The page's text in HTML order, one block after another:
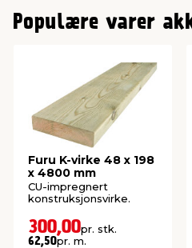
Populære varer
Furu K-virke 48 x 198
x 4800 mm
CU-impregnert
konstruksjonsvirke.
300,00pr. stk.
62,50pr. m.